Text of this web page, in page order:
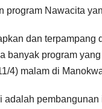
program Nawacita
dan
banyak program
4) malam di
adalah